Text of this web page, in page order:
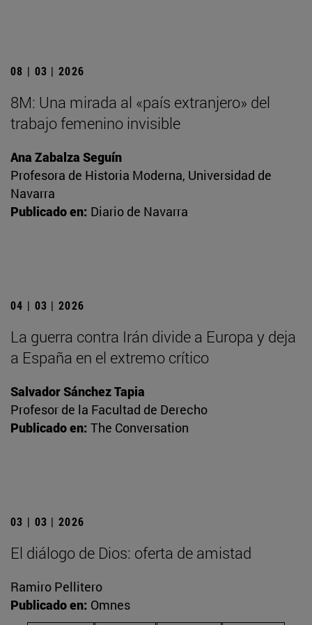
08 | 03 | 2026
8M: Una mirada al «país extranjero» del
trabajo femenino invisible
Ana Zabalza Seguín
Profesora de Historia Moderna, Universidad de
Navarra
Publicado en: Diario de Navarra
04 | 03 | 2026
La guerra contra Irán divide a Europa y deja
a España en el extremo crítico
Salvador Sánchez Tapia
Profesor de la Facultad de Derecho
Publicado en: The Conversation
03 | 03 | 2026
El diálogo de Dios: oferta de amistad
Ramiro Pellitero
Publicado en: Omnes